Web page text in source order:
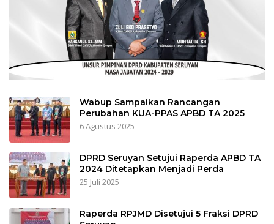
Wabup Sampaikan Rancangan
Perubahan KUA-PPAS APBD TA 2025
6 Agustus 2025
DPRD Seruyan Setujui Raperda APBD TA
2024 Ditetapkan Menjadi Perda
25 Juli 2025
Raperda RPJMD Disetujui 5 Fraksi DPRD